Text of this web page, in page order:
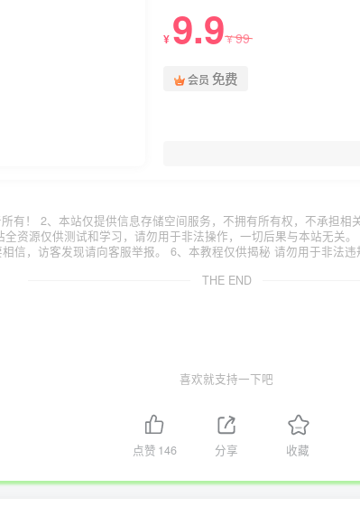
¥ 9.9¥99
会员 免费
有！ 2、本站仅提供信息存储空间服务，不拥有所有权，不承担
资源仅供测试和学习，请勿用于非法操作，一切后果与本站无关
信，访客发现请向客服举报。 6、本教程仅供揭秘 请勿用于非法
THE END
喜欢就支持一下吧
点赞 146 分享 收藏